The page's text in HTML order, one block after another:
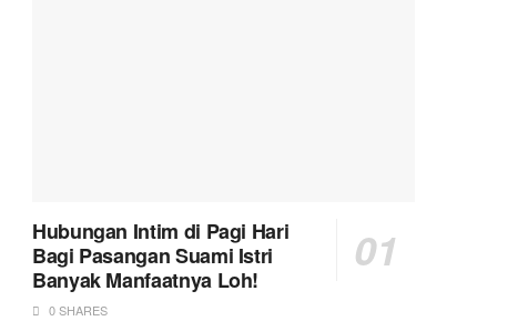
Hubungan Intim di Pagi Hari
Bagi Pasangan Suami Istri
Banyak Manfaatnya Loh!
0 SHARES